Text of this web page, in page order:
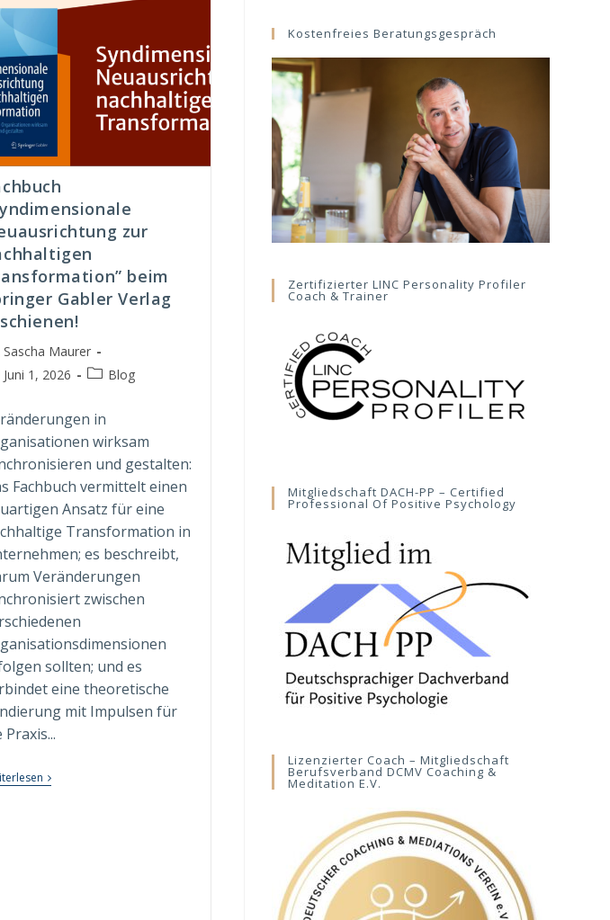
zur
beim
Gabler Verlag
Sascha Maurer
Juni 1, 2026
Beitrags-
Blog
in
wirksam
und gestalten:
Fachbuch vermittelt einen
Ansatz für eine
Transformation in
es beschreibt,
Veränderungen
zwischen
sollten; und es
eine theoretische
mit Impulsen für
Praxis...
Fachbuch
“Syndimensionale
Kostenfreies Beratungsgespräch
Zertifizierter LINC Personality Profiler
Coach & Trainer
Mitgliedschaft DACH-PP – Certified
Professional Of Positive Psychology
Lizenzierter Coach – Mitgliedschaft
Berufsverband DCMV Coaching &
Meditation E.V.